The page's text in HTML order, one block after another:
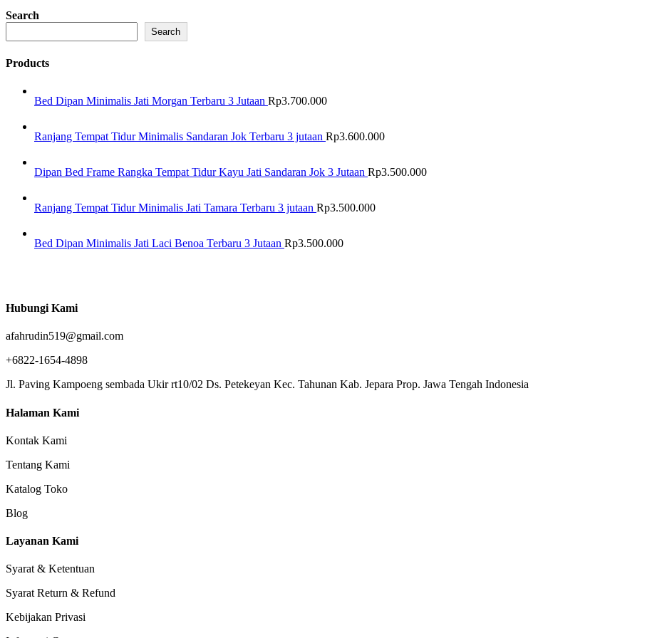
Search
Search
Products
Bed Dipan Minimalis Jati Morgan Terbaru 3 Jutaan Rp3.700.000
Ranjang Tempat Tidur Minimalis Sandaran Jok Terbaru 3 jutaan Rp3.600.000
Dipan Bed Frame Rangka Tempat Tidur Kayu Jati Sandaran Jok 3 Jutaan Rp3.500.000
Ranjang Tempat Tidur Minimalis Jati Tamara Terbaru 3 jutaan Rp3.500.000
Bed Dipan Minimalis Jati Laci Benoa Terbaru 3 Jutaan Rp3.500.000
Hubungi Kami
afahrudin519@gmail.com
+6822-1654-4898
Jl. Paving Kampoeng sembada Ukir rt10/02 Ds. Petekeyan Kec. Tahunan Kab. Jepara Prop. Jawa Tengah Indonesia
Halaman Kami
Kontak Kami
Tentang Kami
Katalog Toko
Blog
Layanan Kami
Syarat & Ketentuan
Syarat Return & Refund
Kebijakan Privasi